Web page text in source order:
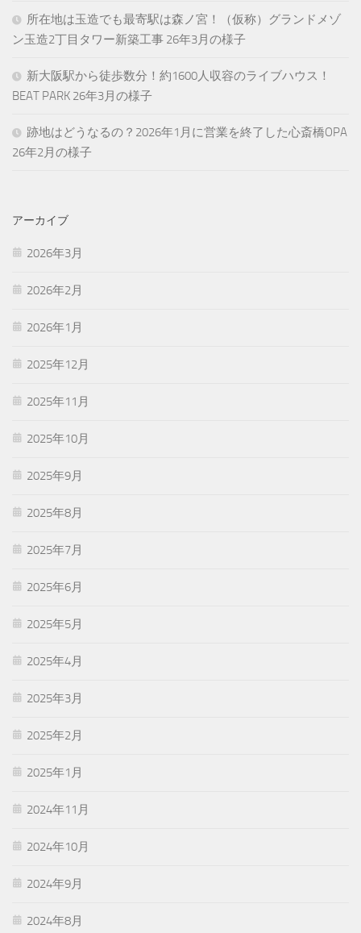
所在地は玉造でも最寄駅は森ノ宮！（仮称）グランドメゾ
ン玉造2丁目タワー新築工事 26年3月の様子
新大阪駅から徒歩数分！約1600人収容のライブハウス！
BEAT PARK 26年3月の様子
跡地はどうなるの？2026年1月に営業を終了した心斎橋OPA
26年2月の様子
アーカイブ
2026年3月
2026年2月
2026年1月
2025年12月
2025年11月
2025年10月
2025年9月
2025年8月
2025年7月
2025年6月
2025年5月
2025年4月
2025年3月
2025年2月
2025年1月
2024年11月
2024年10月
2024年9月
2024年8月